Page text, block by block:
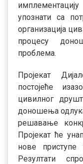
упознати са
организација
процесу
проблема.
Пројекат
постојеће
цивилног
доношења
решавање
Пројекат ће
нове приступе
Резултати